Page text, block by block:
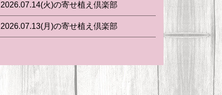
2026.07.14(火)の寄せ植え倶楽部
2026.07.13(月)の寄せ植え倶楽部